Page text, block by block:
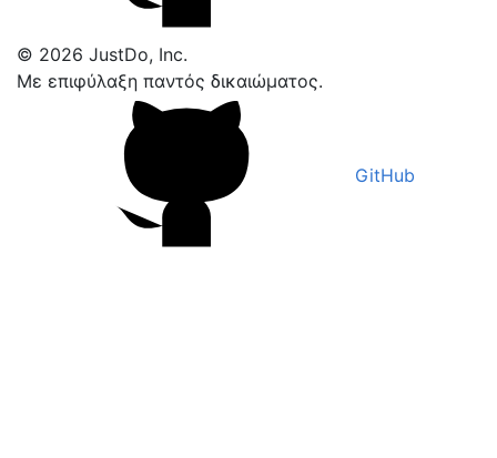
© 2026 JustDo, Inc.
Με επιφύλαξη παντός δικαιώματος.
GitHub